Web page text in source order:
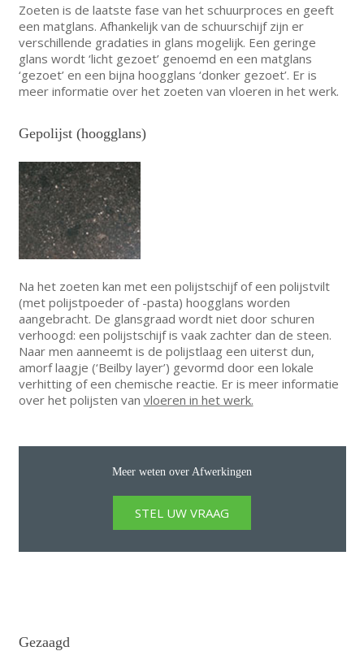
Zoeten is de laatste fase van het schuurproces en geeft
een matglans. Afhankelijk van de schuurschijf zijn er
verschillende gradaties in glans mogelijk. Een geringe
glans wordt ‘licht gezoet’ genoemd en een matglans
‘gezoet’ en een bijna hoogglans ‘donker gezoet’. Er is
meer informatie over het zoeten van vloeren in het werk.
Gepolijst (hoogglans)
Na het zoeten kan met een polijstschijf of een polijstvilt
(met polijstpoeder of -pasta) hoogglans worden
aangebracht. De glansgraad wordt niet door schuren
verhoogd: een polijstschijf is vaak zachter dan de steen.
Naar men aanneemt is de polijstlaag een uiterst dun,
amorf laagje (‘Beilby layer’) gevormd door een lokale
verhitting of een chemische reactie. Er is meer informatie
over het polijsten van vloeren in het werk.
Meer weten over Afwerkingen
STEL UW VRAAG
Gezaagd